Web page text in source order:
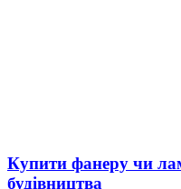
Купити фанеру чи
будівництва